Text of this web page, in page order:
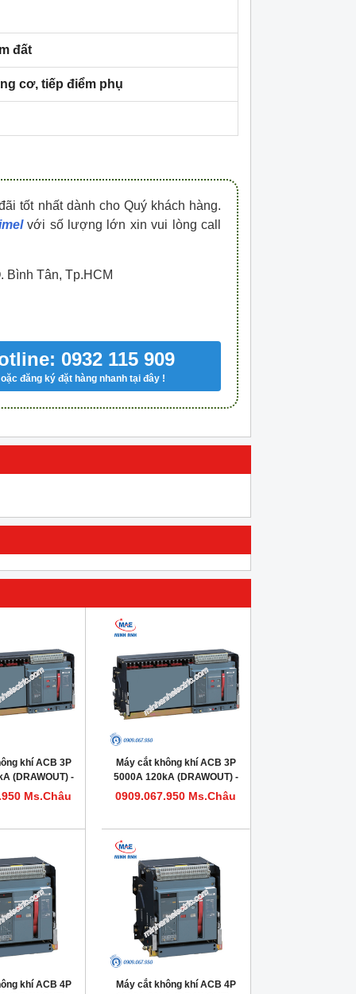
đất
cơ, tiếp điểm phụ
tốt nhất dành cho Quý khách hàng.
với số lượng lớn xin vui lòng call
Bình Tân, Tp.HCM
0932 115 909
đăng ký đặt hàng nhanh tại đây !
khí ACB 3P
(DRAWOUT) -
Ms.Châu
Máy cắt không khí ACB 3P
5000A 120kA (DRAWOUT) -
Model HDW663503DHVV56M
0909.067.950 Ms.Châu
khí ACB 4P
Máy cắt không khí ACB 4P